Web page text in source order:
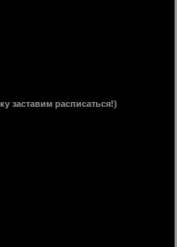
заставим расписаться!)